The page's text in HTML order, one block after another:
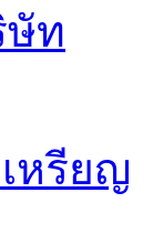
ษัท
หรียญ